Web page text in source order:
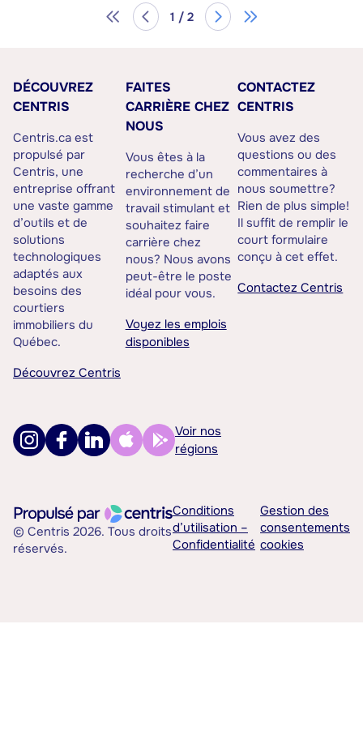
1 / 2
DÉCOUVREZ
CENTRIS
Centris.ca est
propulsé par
Centris, une
entreprise offrant
une vaste gamme
d’outils et de
solutions
technologiques
adaptés aux
besoins des
courtiers
immobiliers du
Québec.
Découvrez Centris
FAITES
CARRIÈRE CHEZ
NOUS
Vous êtes à la
recherche d’un
environnement de
travail stimulant et
souhaitez faire
carrière chez
nous? Nous avons
peut-être le poste
idéal pour vous.
Voyez les emplois
disponibles
CONTACTEZ
CENTRIS
Vous avez des
questions ou des
commentaires à
nous soumettre?
Rien de plus simple!
Il suffit de remplir le
court formulaire
conçu à cet effet.
Contactez Centris
Voir nos
régions
© Centris 2026. Tous droits
réservés.
Conditions
d’utilisation –
Confidentialité
Gestion des
consentements
cookies